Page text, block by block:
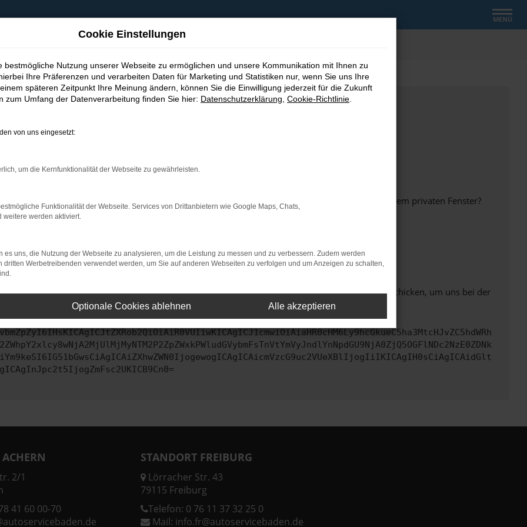
MENÜ
bestimmter Seiten verhindern. Funktioniert die Seite in einem anderen Browser oder in einem privaten Fenster?
beheben.
auf dem neuesten Stand sind.
kann auch dazu führen, dass bestimmte Funktionen nicht mehr unterstützt werden.
uns bitte. Wir werden versuchen, das Problem zu beheben. Du kannst uns diesen Text schicken, um uns bei der
2/1
41 60 00-70
STANDORT FREIBURG
Lörracher Str. 43
79115 Freiburg
Telefon: 0 76 11 37 32 25 0
Mail: info.fr@autoservicebaden.de
Cookie Einstellungen
bestmögliche Nutzung unserer Webseite zu ermöglichen und unsere Kommunikation mit Ihnen zu
Ihre Präferenzen und verarbeiten Daten für Marketing und Statistiken nur, wenn Sie uns Ihre
späteren Zeitpunkt Ihre Meinung ändern, können Sie die Einwilligung jederzeit für die Zukunft
zum Umfang der Datenverarbeitung finden Sie hier: Datenschutzerklärung Cookie-Richtlinie
von uns eingesetzt:
um die Kernfunktionalität der Webseite zu gewährleisten.
Funktionalität der Webseite. Services von Drittanbietern wie Google Maps, Chats,
weitere werden aktiviert.
es uns, die Nutzung der Webseite zu analysieren, um die Leistung zu messen und zu verbessern. Zudem werden
dritten Werbetreibenden verwendet werden, um Sie auf anderen Webseiten zu verfolgen und um Anzeigen zu schalten,
Optionale Cookies ablehnen Alle akzeptieren